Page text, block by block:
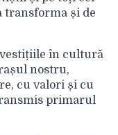
transforma și de
în cultură
nostru,
cu valori și cu
primarul